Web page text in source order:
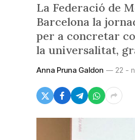
La Federació de
Barcelona la
per a concretar
la universalitat,
Anna Pruna Galdon 22 -